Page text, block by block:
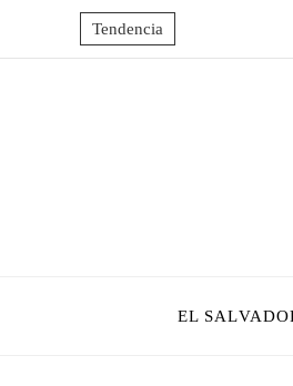
Tendencia
EL